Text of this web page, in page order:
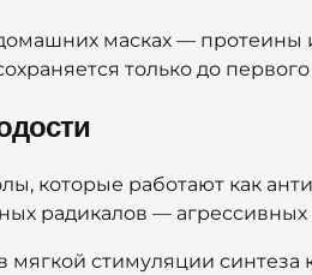
масках —
только до
которые работают как
радикалов —
стимуляции синтеза